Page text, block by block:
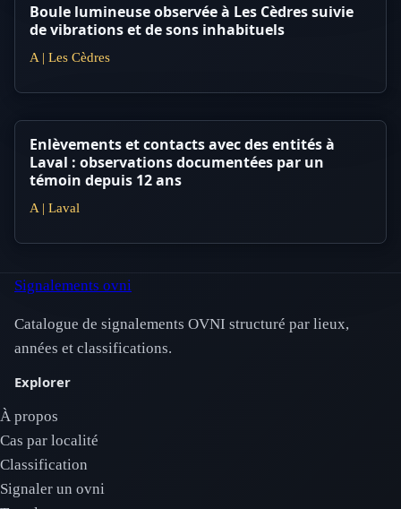
Boule lumineuse observée à Les Cèdres suivie
de vibrations et de sons inhabituels
A | Les Cèdres
Enlèvements et contacts avec des entités à
Laval : observations documentées par un
témoin depuis 12 ans
A | Laval
Signalements ovni
Catalogue de signalements OVNI structuré par lieux,
années et classifications.
Explorer
À propos
Cas par localité
Classification
Signaler un ovni